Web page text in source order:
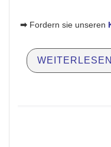
➡ Fordern sie unseren
WEITERLESEN